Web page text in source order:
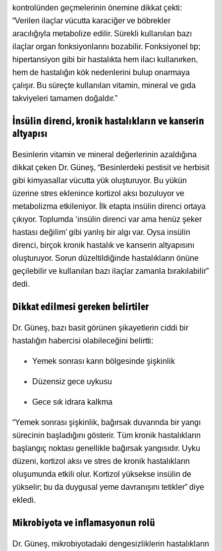
kontrolünden geçmelerinin önemine dikkat çekti:
“Verilen ilaçlar vücutta karaciğer ve böbrekler
aracılığıyla metabolize edilir. Sürekli kullanılan bazı
ilaçlar organ fonksiyonlarını bozabilir. Fonksiyonel tıp;
hipertansiyon gibi bir hastalıkta hem ilacı kullanırken,
hem de hastalığın kök nedenlerini bulup onarmaya
çalışır. Bu süreçte kullanılan vitamin, mineral ve gıda
takviyeleri tamamen doğaldır.”
İnsülin direnci, kronik hastalıkların ve kanserin
altyapısı
Besinlerin vitamin ve mineral değerlerinin azaldığına
dikkat çeken Dr. Güneş, “Besinlerdeki pestisit ve herbisit
gibi kimyasallar vücutta yük oluşturuyor. Bu yükün
üzerine stres eklenince kortizol aksı bozuluyor ve
metabolizma etkileniyor. İlk etapta insülin direnci ortaya
çıkıyor. Toplumda ‘insülin direnci var ama henüz şeker
hastası değilim’ gibi yanlış bir algı var. Oysa insülin
direnci, birçok kronik hastalık ve kanserin altyapısını
oluşturuyor. Sorun düzeltildiğinde hastalıkların önüne
geçilebilir ve kullanılan bazı ilaçlar zamanla bırakılabilir”
dedi.
Dikkat edilmesi gereken belirtiler
Dr. Güneş, bazı basit görünen şikayetlerin ciddi bir
hastalığın habercisi olabileceğini belirtti:
Yemek sonrası karın bölgesinde şişkinlik
Düzensiz gece uykusu
Gece sık idrara kalkma
“Yemek sonrası şişkinlik, bağırsak duvarında bir yangı
sürecinin başladığını gösterir. Tüm kronik hastalıkların
başlangıç noktası genellikle bağırsak yangısıdır. Uyku
düzeni, kortizol aksı ve stres de kronik hastalıkların
oluşumunda etkili olur. Kortizol yüksekse insülin de
yükselir; bu da duygusal yeme davranışını tetikler” diye
ekledi.
Mikrobiyota ve inflamasyonun rolü
Dr. Güneş, mikrobiyotadaki dengesizliklerin hastalıkların